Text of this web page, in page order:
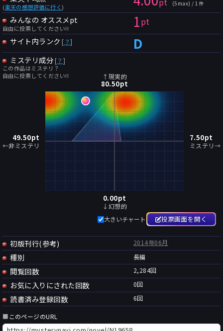
(楽天の感想評価に行く) (5max) / 1件
みんなの オススメpt
自由に投票してください!! 1pt
サイト内ランク [ ？] D
ミステリ成分 [？ ]
この作品はミステリ？
自由に投票してください!!
↑現実的
80.50pt
49.50pt
←非ミステリ
7.50pt
ミステリ→
0.00pt
↓幻想的
大きいチャート
投票画面を開く
初版刊行(参考) 2014年06月
種別 長編
閲覧回数 2,284回
お気に入りにされた回数 0回
読書済み登録回数 6回
■ このページのURL